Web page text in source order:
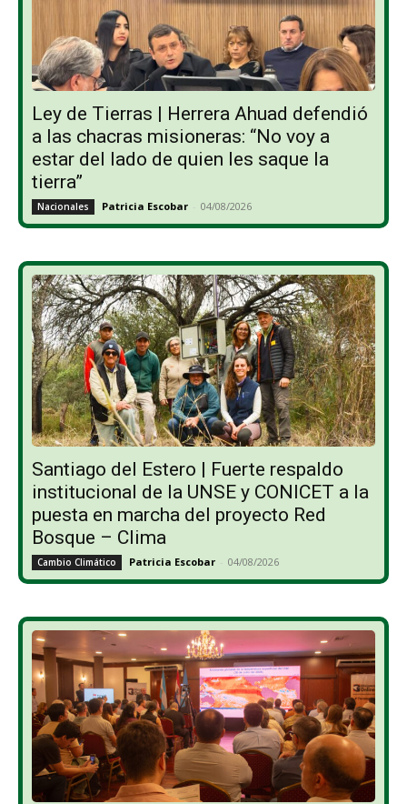
Ley de Tierras | Herrera Ahuad defendió
a las chacras misioneras: “No voy a
estar del lado de quien les saque la
tierra”
Nacionales Patricia Escobar - 04/08/2026
Santiago del Estero | Fuerte respaldo
institucional de la UNSE y CONICET a la
puesta en marcha del proyecto Red
Bosque – Clima
Cambio Climático Patricia Escobar - 04/08/2026